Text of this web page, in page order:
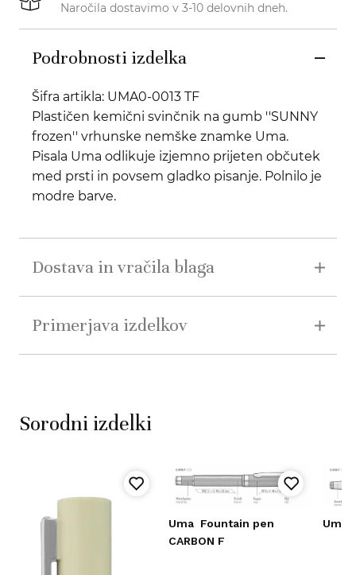
Naročila dostavimo v 3-10 delovnih dneh.
Podrobnosti izdelka
Šifra artikla: UMA0-0013 TF
Plastičen kemični svinčnik na gumb ''SUNNY
frozen'' vrhunske nemške znamke Uma.
Pisala Uma odlikuje izjemno prijeten občutek
med prsti in povsem gladko pisanje. Polnilo je
modre barve.
Dostava in vračila blaga
Primerjava izdelkov
Sorodni izdelki
Uma Fountain pen
CARBON F
Uma